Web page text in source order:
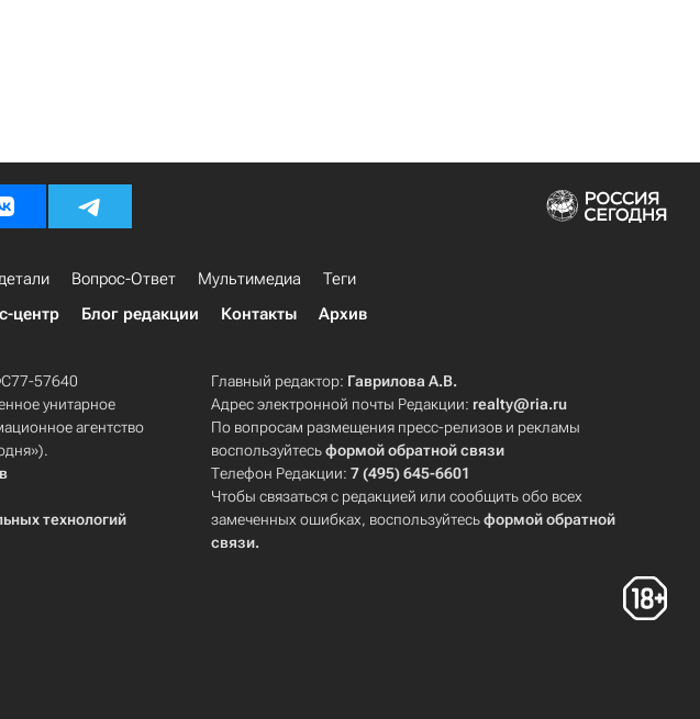
Вопрос-Ответ Мультимедиа
Теги
центр Блог редакции Контакты Архив
57640
унитарное
агентство
технологий
Главный редактор: Гаврилова А.В.
Адрес электронной почты Редакции: realty@ria.ru
По вопросам размещения пресс-релизов и рекламы
воспользуйтесьформой обратной связи
Телефон Редакции:7 (495) 645-6601
Чтобы связаться с редакцией или сообщить обо всех
замеченных ошибках, воспользуйтесьформой обратной
связи.